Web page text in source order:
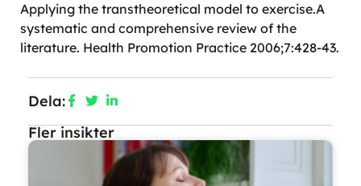
Applying the transtheoretical model to exercise.A
systematic and comprehensive review of the
literature. Health Promotion Practice 2006;7:428-43.
Dela:
Fler insikter